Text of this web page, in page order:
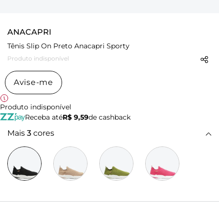
ANACAPRI
Tênis Slip On Preto Anacapri Sporty
Produto indisponível
Avise-me
Produto indisponível
Receba atéR$ 9,59de cashback
Mais 3 cores